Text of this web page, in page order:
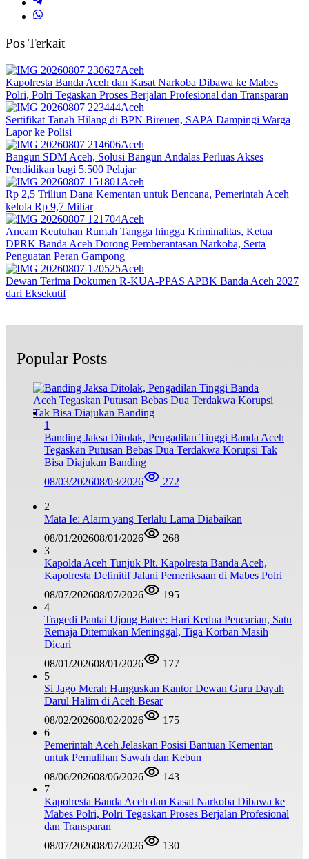
Pos Terkait
Aceh
Kapolresta Banda Aceh dan Kasat Narkoba Dibawa ke Mabes
Polri, Polri Tegaskan Proses Berjalan Profesional dan Transparan
Aceh
Sertifikat Tanah Hilang di BPN Bireuen, SAPA Dampingi Warga
Lapor ke Polisi
Aceh
Bangun SDM Aceh, Solusi Bangun Andalas Perluas Akses
Pendidikan bagi 5.500 Pelajar
Aceh
Rp 2,5 Triliun Dana Kementan untuk Bencana, Pemerintah Aceh
kelola Rp 9,7 Miliar‎
Aceh
Ancam Keutuhan Rumah Tangga hingga Kriminalitas, Ketua
DPRK Banda Aceh Dorong Pemberantasan Narkoba, Serta
Penguatan Peran Gampong
Aceh
Dewan Terima Dokumen R-KUA-PPAS APBK Banda Aceh 2027
dari Eksekutif
Popular Posts
1
Banding Jaksa Ditolak, Pengadilan Tinggi Banda Aceh
Tegaskan Putusan Bebas Dua Terdakwa Korupsi Tak
Bisa Diajukan Banding
08/03/202608/03/2026 272
2
Mata Ie: Alarm yang Terlalu Lama Diabaikan
08/01/202608/01/2026
268
3
Kapolda Aceh Tunjuk Plt. Kapolresta Banda Aceh,
Kapolresta Definitif Jalani Pemeriksaan di Mabes Polri
08/07/202608/07/2026
195
4
Tragedi Pantai Ujong Batee: Hari Kedua Pencarian, Satu
Remaja Ditemukan Meninggal, Tiga Korban Masih
Dicari
08/01/202608/01/2026
177
5
Si Jago Merah Hanguskan Kantor Dewan Guru Dayah
Darul Halim di Aceh Besar
08/02/202608/02/2026
175
6
Pemerintah Aceh Jelaskan Posisi Bantuan Kementan
untuk Pemulihan Sawah dan Kebun
08/06/202608/06/2026
143
7
Kapolresta Banda Aceh dan Kasat Narkoba Dibawa ke
Mabes Polri, Polri Tegaskan Proses Berjalan Profesional
dan Transparan
08/07/202608/07/2026 130